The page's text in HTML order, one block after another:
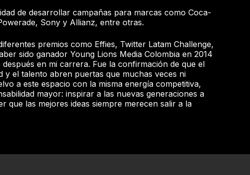
de desarrollar campañas para marcas como Coca-
Sony y Allianz, entre otras.
premios como Effies, Twitter Latam Challenge,
sido ganador Young Lions Media Colombia en 2014
en mi carrera. Fue la confirmación de que el
y el talento abren puertas que muchas veces ni
a este espacio con la misma energía competitiva,
mayor: inspirar a las nuevas generaciones a
que las mejores ideas siempre merecen salir a la